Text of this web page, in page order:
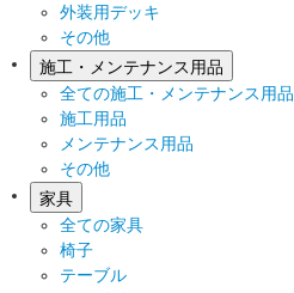
外装用デッキ
その他
施工・メンテナンス用品
全ての施工・メンテナンス用品
施工用品
メンテナンス用品
その他
家具
全ての家具
椅子
テーブル